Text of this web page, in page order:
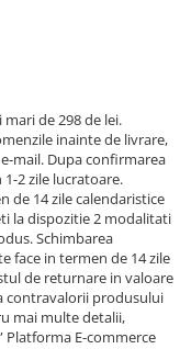
de 298 de lei.
inainte de livrare,
mail. Dupa confirmarea
1-2 zile lucratoare.
de 14 zile calendaristice
la dispozitie 2 modalitati
Schimbarea
face in termen de 14 zile
de returnare in valoare
contravalorii produsului
mai multe detalii,
Platforma E-commerce